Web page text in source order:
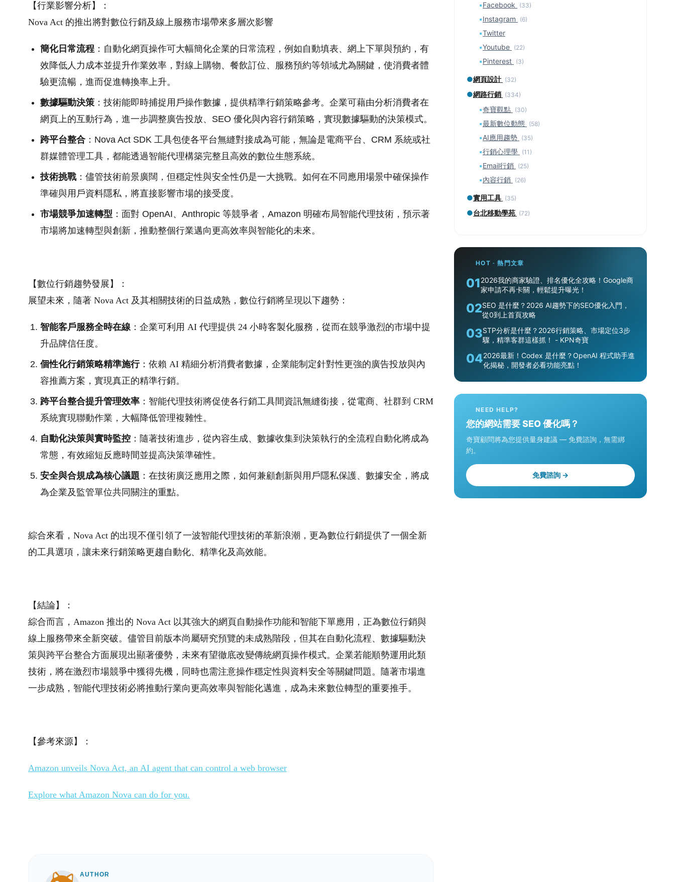
【行業影響分析】：
Nova Act 的推出將對數位行銷及線上服務市場帶來多層次影響
簡化日常流程 ：自動化網頁操作可大幅簡化企業的日常流程，例如自動填表、網上下單與預約，有
效降低人力成本並提升作業效率，對線上購物、餐飲訂位、服務預約等領域尤為關鍵，使消費者體
驗更流暢，進而促進轉換率上升。
數據驅動決策 ：技術能即時捕捉用戶操作數據，提供精準行銷策略參考。企業可藉由分析消費者在
網頁上的互動行為，進一步調整廣告投放、SEO 優化與內容行銷策略，實現數據驅動的決策模式。
跨平台整合 ：Nova Act SDK 工具包使各平台無縫對接成為可能，無論是電商平台、CRM 系統或社
群媒體管理工具，都能透過智能代理構築完整且高效的數位生態系統。
技術挑戰：儘管技術前景廣闊，但穩定性與安全性仍是一大挑戰。如何在不同應用場景中確保操作
準確與用戶資料隱私，將直接影響市場的接受度。
市場競爭加速轉型 ：面對 OpenAI、Anthropic 等競爭者，Amazon 明確布局智能代理技術，預示著
市場將加速轉型與創新，推動整個行業邁向更高效率與智能化的未來。
【數位行銷趨勢發展】：
展望未來，隨著 Nova Act 及其相關技術的日益成熟，數位行銷將呈現以下趨勢：
智能客戶服務全時在線：企業可利用 AI 代理提供 24 小時客製化服務，從而在競爭激烈的市場中提
升品牌信任度。
個性化行銷策略精準施行：依賴 AI 精細分析消費者數據，企業能制定針對性更強的廣告投放與內
容推薦方案，實現真正的精準行銷。
跨平台整合提升管理效率 ：智能代理技術將促使各行銷工具間資訊無縫銜接，從電商、社群到 CRM
系統實現聯動作業，大幅降低管理複雜性。
自動化決策與實時監控 ：隨著技術進步，從內容生成、數據收集到決策執行的全流程自動化將成為
常態，有效縮短反應時間並提高決策準確性。
安全與合規成為核心議題 ：在技術廣泛應用之際，如何兼顧創新與用戶隱私保護、數據安全，將成
為企業及監管單位共同關注的重點。
綜合來看，Nova Act 的出現不僅引領了一波智能代理技術的革新浪潮，更為數位行銷提供了一個全新
的工具選項，讓未來行銷策略更趨自動化、精準化及高效能。
【結論】：
綜合而言，Amazon 推出的 Nova Act 以其強大的網頁自動操作功能和智能下單應用，正為數位行銷與
線上服務帶來全新突破。儘管目前版本尚屬研究預覽的未成熟階段，但其在自動化流程、數據驅動決
策與跨平台整合方面展現出顯著優勢，未來有望徹底改變傳統網頁操作模式。企業若能順勢運用此類
技術，將在激烈市場競爭中獲得先機，同時也需注意操作穩定性與資料安全等關鍵問題。隨著市場進
一步成熟，智能代理技術必將推動行業向更高效率與智能化邁進，成為未來數位轉型的重要推手。
【參考來源】：
Amazon unveils Nova Act, an AI agent that can control a web browser
Explore what Amazon Nova can do for you.
AUTHOR
▪Facebook (33)
▪Instagram (6)
▪Twitter
▪Youtube (22)
▪Pinterest (3)
●網頁設計 (32)
●網路行銷 (334)
▪奇寶觀點 (30)
▪最新數位動態 (58)
▪AI應用趨勢 (35)
▪行銷心理學 (11)
▪Email行銷 (25)
▪內容行銷 (26)
●實用工具 (35)
●台北移動學苑 (72)
HOT · 熱門文章
012026我的商家驗證、排名優化全攻略！Google商
家申請不再卡關，輕鬆提升曝光！
02SEO 是什麼？2026 AI趨勢下的SEO優化入門，
從0到上首頁攻略
03STP分析是什麼？2026行銷策略、市場定位3步
驟，精準客群這樣抓！ - KPN奇寶
042026最新！Codex 是什麼？OpenAI 程式助手進
化揭秘，開發者必看功能亮點！
NEED HELP?
您的網站需要 SEO 優化嗎？
奇寶顧問將為您提供量身建議 — 免費諮詢，無需綁
約。
免費諮詢 →